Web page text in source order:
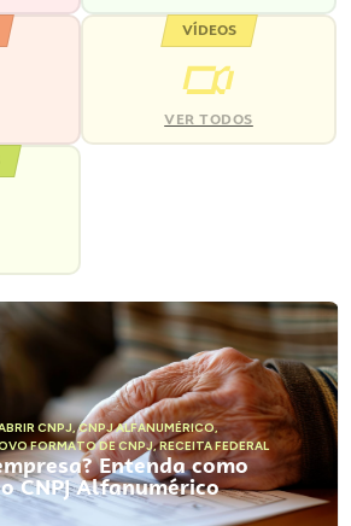
VÍDEOS
VER TODOS
CNPJ,CNPJ ALFANUMÉRICO,
FORMATO DE CNPJ,RECEITA FEDERAL
Entenda como
CNPJ Alfanumérico